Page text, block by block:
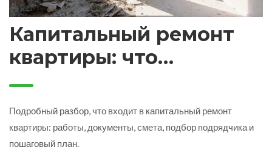
Капитальный ремонт
квартиры: что
включено и как
правильно
спланировать
Подробный разбор, что входит в капитальный ремонт
квартиры: работы, документы, смета, подбор подрядчика и
пошаговый план.